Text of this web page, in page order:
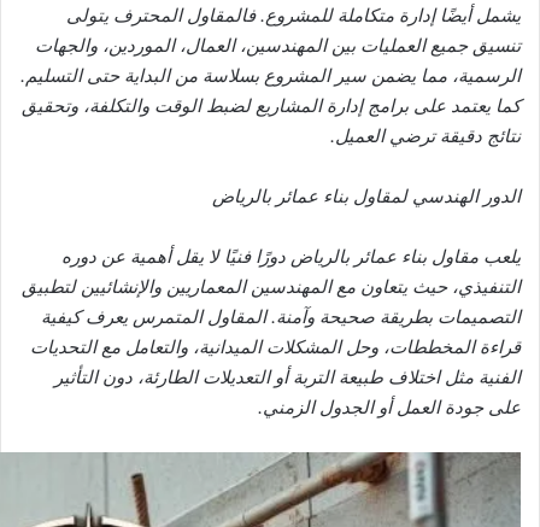
يشمل أيضًا إدارة متكاملة للمشروع. فالمقاول المحترف يتولى
تنسيق جميع العمليات بين المهندسين، العمال، الموردين، والجهات
الرسمية، مما يضمن سير المشروع بسلاسة من البداية حتى التسليم.
كما يعتمد على برامج إدارة المشاريع لضبط الوقت والتكلفة، وتحقيق
نتائج دقيقة ترضي العميل.
الدور الهندسي لمقاول بناء عمائر بالرياض
يلعب مقاول بناء عمائر بالرياض دورًا فنيًا لا يقل أهمية عن دوره
التنفيذي، حيث يتعاون مع المهندسين المعماريين والإنشائيين لتطبيق
التصميمات بطريقة صحيحة وآمنة. المقاول المتمرس يعرف كيفية
قراءة المخططات، وحل المشكلات الميدانية، والتعامل مع التحديات
الفنية مثل اختلاف طبيعة التربة أو التعديلات الطارئة، دون التأثير
على جودة العمل أو الجدول الزمني.